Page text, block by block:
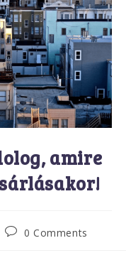
amire
Post0 Comments